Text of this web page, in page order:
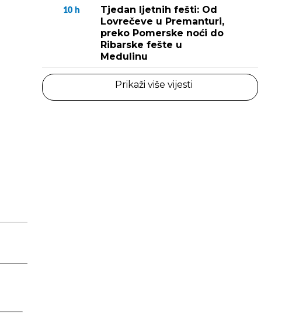
10 h
Tjedan ljetnih fešti: Od
Lovrečeve u Premanturi,
preko Pomerske noći do
Ribarske fešte u
Medulinu
Prikaži više vijesti